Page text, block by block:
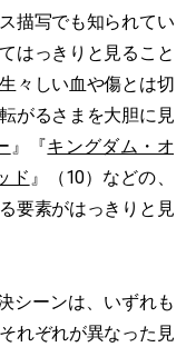
描写でも知られてい
はっきりと見ること
々しい血や傷とは切
がるさまを大胆に見
』『キングダム・オ
ド 』（10）などの、
要素がはっきりと見
シーンは、いずれも
れぞれが異なった見